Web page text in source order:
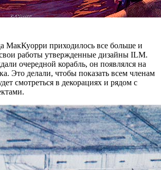
МакКуорри приходилось все больше и
работы утвержденные дизайны ILM.
очередной корабль, он появлялся на
Это делали, чтобы показать всем членам
смотреться в декорациях и рядом с